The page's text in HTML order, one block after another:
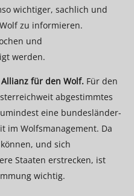
wichtiger, sachlich und
zu informieren.
und
werden.
für den Wolf.Für den
abgestimmtes
eine bundesländer-
im Wolfsmanagement. Da
und sich
Staaten erstrecken, ist
wichtig.